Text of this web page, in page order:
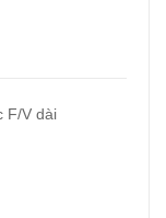
F/V dài